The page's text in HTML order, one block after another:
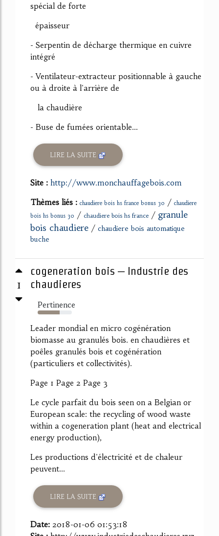
spécial de forte
épaisseur
- Serpentin de décharge thermique en cuivre
intégré
- Ventilateur-extracteur positionnable à gauche
ou à droite à l'arrière de
la chaudière
- Buse de fumées orientable...
LIRE LA SUITE
Site : http://www.monchauffagebois.com
Thèmes liés : chaudiere bois hs france bonus 30 / chaudiere
bois hs bonus 30 / chaudiere bois hs france / granule
bois chaudiere / chaudiere bois automatique
buche
1
cogeneration bois – Industrie des
chaudieres
Pertinence
64%
Leader mondial en micro cogénération
biomasse au granulés bois. en chaudières et
poêles granulés bois et cogénération
(particuliers et collectivités).
Page 1 Page 2 Page 3
Le cycle parfait du bois seen on a Belgian or
European scale: the recycling of wood waste
within a cogeneration plant (heat and electrical
energy production),
Les productions d'électricité et de chaleur
peuvent...
LIRE LA SUITE
Date: 2018-01-06 01:53:18